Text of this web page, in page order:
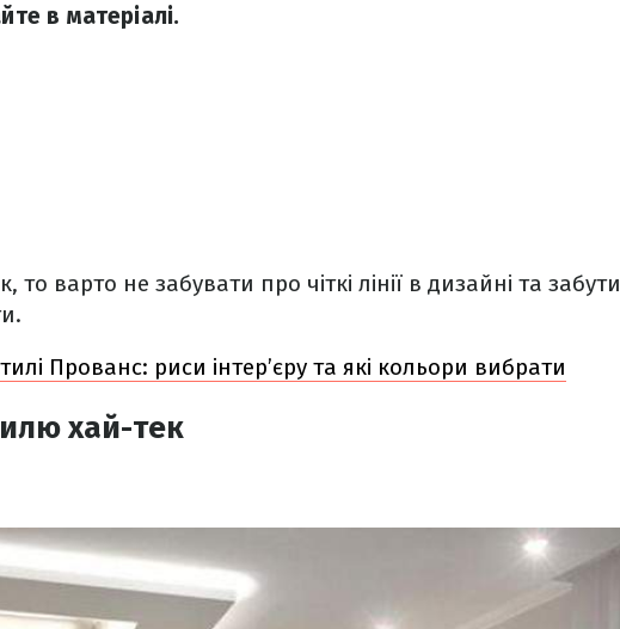
в матеріалі.
варто не забувати про чіткі лінії в дизайні та забути
Прованс: риси інтер’єру та які кольори вибрати
хай-тек